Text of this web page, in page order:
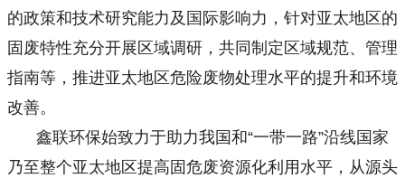
的政策和技术研究能力及国际影响力，针对亚太地区的
固废特性充分开展区域调研，共同制定区域规范、管理
指南等，推进亚太地区危险废物处理水平的提升和环境
改善。
鑫联环保始致力于助力我国和“一带一路”沿线国家
乃至整个亚太地区提高固危废资源化利用水平，从源头